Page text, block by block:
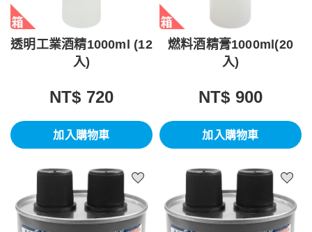
透明工業酒精1000ml (12
入)
NT$ 720
加入購物車
燃料酒精膏1000ml(20
入)
NT$ 900
加入購物車